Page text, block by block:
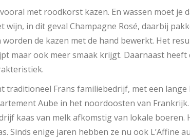
met roodkorst kazen. En wassen moet je
wijn, in dit geval Champagne Rosé, daarbij
worden de kazen met de hand bewerkt. Het
maar ook meer smaak krijgt. Daarnaast heeft
traditioneel Frans familiebedrijf, met een
Aube in het noordoosten van
kaas van melk afkomstig van lokale boeren.
Sinds enige jaren hebben ze nu ook L’Affine